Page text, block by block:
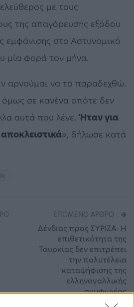
με τους
της απαγόρευσης εξόδου
εμφάνισης στο Αστυνομικό
μία φορά τον μήνα.
αρνούμαι να το παραδεχθώ.
σε κανένα οπότε δεν
αυτά που λένε. Ήταν για
», δήλωσε κατά
ΕΠΌΜΕΝΟ ΆΡΘΡΟ
Δένδιας προς ΣΥΡΙΖΑ: Η
επιθετικότητα της
Τουρκίας δεν επιτρέπει
την πολυτέλεια
καταψήφισης της
ελληνογαλλικής
συμφωνίας